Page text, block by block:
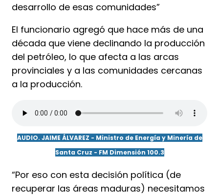
desarrollo de esas comunidades”
El funcionario agregó que hace más de una
década que viene declinando la producción
del petróleo, lo que afecta a las arcas
provinciales y a las comunidades cercanas
a la producción.
AUDIO. JAIME ÁLVAREZ - Ministro de Energía y Minería de
Santa Cruz - FM Dimensión 100.3
“Por eso con esta decisión política (de
recuperar las áreas maduras) necesitamos